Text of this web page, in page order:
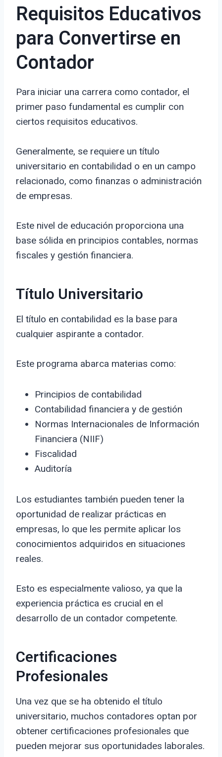
Requisitos Educativos
para Convertirse en
Contador
Para iniciar una carrera como contador, el
primer paso fundamental es cumplir con
ciertos requisitos educativos.
Generalmente, se requiere un título
universitario en contabilidad o en un campo
relacionado, como finanzas o administración
de empresas.
Este nivel de educación proporciona una
base sólida en principios contables, normas
fiscales y gestión financiera.
Título Universitario
El título en contabilidad es la base para
cualquier aspirante a contador.
Este programa abarca materias como:
Principios de contabilidad
Contabilidad financiera y de gestión
Normas Internacionales de Información
Financiera (NIIF)
Fiscalidad
Auditoría
Los estudiantes también pueden tener la
oportunidad de realizar prácticas en
empresas, lo que les permite aplicar los
conocimientos adquiridos en situaciones
reales.
Esto es especialmente valioso, ya que la
experiencia práctica es crucial en el
desarrollo de un contador competente.
Certificaciones
Profesionales
Una vez que se ha obtenido el título
universitario, muchos contadores optan por
obtener certificaciones profesionales que
pueden mejorar sus oportunidades laborales.